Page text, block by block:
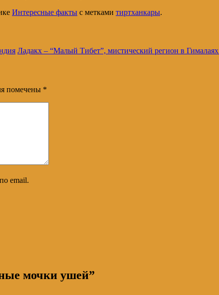
Интересные факты с метками тиртханкары.
Ладакх – “Малый Тибет”, мистический регион в Гималаях
помечены *
email.
мочки ушей”